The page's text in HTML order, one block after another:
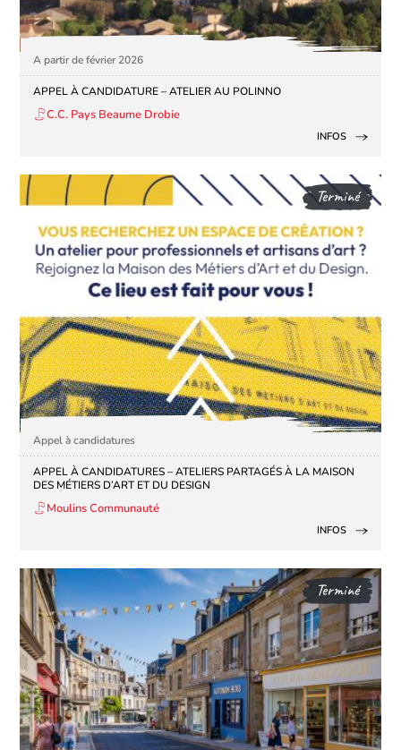
A partir de février 2026
APPEL À CANDIDATURE – ATELIER AU POLINNO
C.C. Pays Beaume Drobie
INFOS
Terminé
Appel à candidatures
APPEL À CANDIDATURES – ATELIERS PARTAGÉS À LA MAISON
DES MÉTIERS D’ART ET DU DESIGN
Moulins Communauté
INFOS
Terminé